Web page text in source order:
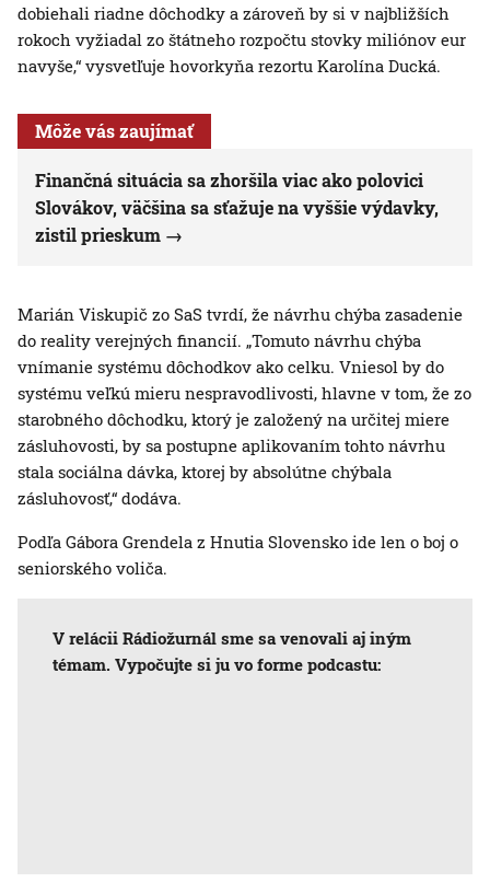
dobiehali riadne dôchodky a zároveň by si v najbližších
rokoch vyžiadal zo štátneho rozpočtu stovky miliónov eur
navyše,“ vysvetľuje hovorkyňa rezortu Karolína Ducká.
Môže vás zaujímať
Finančná situácia sa zhoršila viac ako polovici
Slovákov, väčšina sa sťažuje na vyššie výdavky,
zistil prieskum
Marián Viskupič zo SaS tvrdí, že návrhu chýba zasadenie
do reality verejných financií. „Tomuto návrhu chýba
vnímanie systému dôchodkov ako celku. Vniesol by do
systému veľkú mieru nespravodlivosti, hlavne v tom, že zo
starobného dôchodku, ktorý je založený na určitej miere
zásluhovosti, by sa postupne aplikovaním tohto návrhu
stala sociálna dávka, ktorej by absolútne chýbala
zásluhovosť,“ dodáva.
Podľa Gábora Grendela z Hnutia Slovensko ide len o boj o
seniorského voliča.
V relácii Rádiožurnál sme sa venovali aj iným
témam. Vypočujte si ju vo forme podcastu: